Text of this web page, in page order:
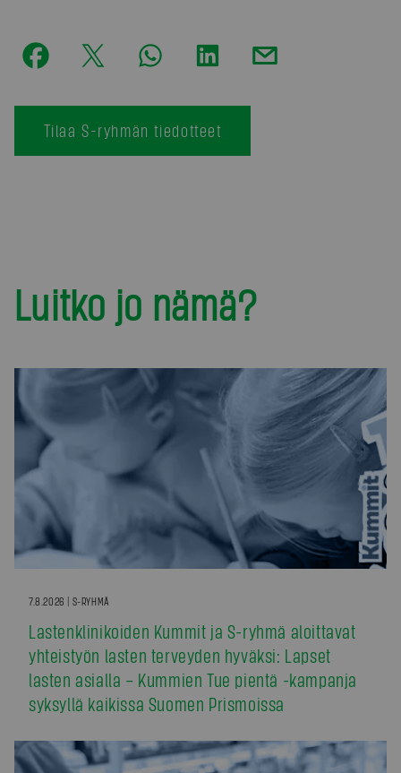
Tilaa S-ryhmän tiedotteet
Luitko jo nämä?
7.8.2026 | S-RYHMÄ
Lastenklinikoiden Kummit ja S-ryhmä aloittavat
yhteistyön lasten terveyden hyväksi: Lapset
lasten asialla – Kummien Tue pientä -kampanja
syksyllä kaikissa Suomen Prismoissa